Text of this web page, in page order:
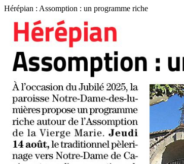
Hérépian : Assomption : un programme riche